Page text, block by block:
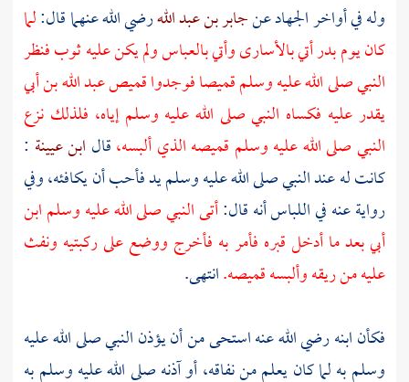
وله في أواخر الجهاد عنجابر بن عبد اللهرضي الله عنهما قال:لما
كان يومبدرأتي بالأسارى وأتيبالعباسولم يكن عليه ثوب فنظر
النبي صلى الله عليه وسلم قميصا فوجدوا قميصعبد الله بن أبي
يقدر عليه فكساه النبي صلى الله عليه وسلم إياه، فلذلك نزع
النبي صلى الله عليه وسلم قميصه الذي ألبسه،قال ابن عيينة :
كانت له عند النبي صلى الله عليه وسلم يد فأحب أن يكافئه، وفي
رواية عنه في اللباس أنه قال:أتى النبي صلى الله عليه وسلم ابن
أبي بعد ما أدخل قبره فأمر به فأخرج ووضع على ركبتيه ونفث
عليه من ريقه وألبسه قميصه.انتهى.
فكأن ابنه رضي الله عنه استحى من أن يؤذن النبي صلى الله عليه
وسلم به لما كان يعلم من نفاقه، أو آذنه صلى الله عليه وسلم به